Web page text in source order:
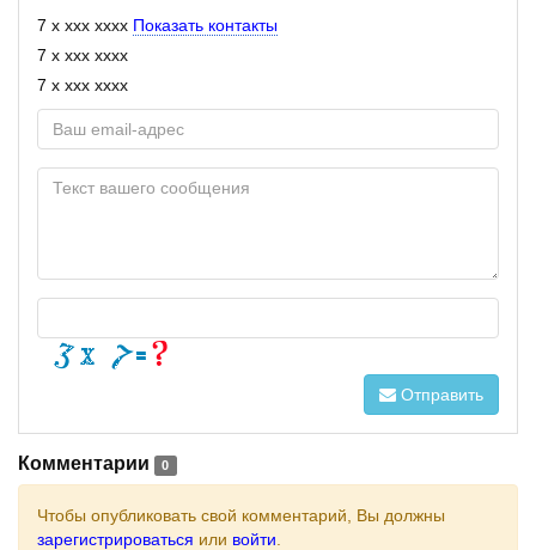
7 x xxx xxxx Показать контакты
7 x xxx xxxx
7 x xxx xxxx
Отправить
Комментарии 0
Чтобы опубликовать свой комментарий, Вы должны
зарегистрироваться или войти